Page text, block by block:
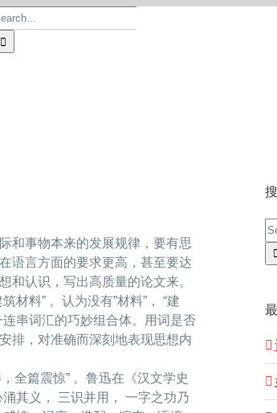
和事物本来的发展规律，要有思
语言方面的要求更高，甚至要达
和认识，写出高质量的论文来。
材料” 。认为没有”材料”， “建
串词汇的巧妙组合体。用词是否
排，对准确而深刻地表现思想内
全篇震惊” 。鲁迅在《汉文学史
其义， 三识并用， 一字之功乃